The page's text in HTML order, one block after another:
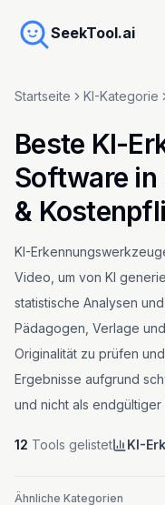
SeekTool.ai
Startseite KI-Kategorie
Beste KI-
Software
&
KI-
Video, um von KI
statistische Analysen
Pädagogen, Verlage
Originalität zu prüfen
Ergebnisse aufgrund
und nicht als
12 Tools gelistet KI-
Ähnliche Kategorien